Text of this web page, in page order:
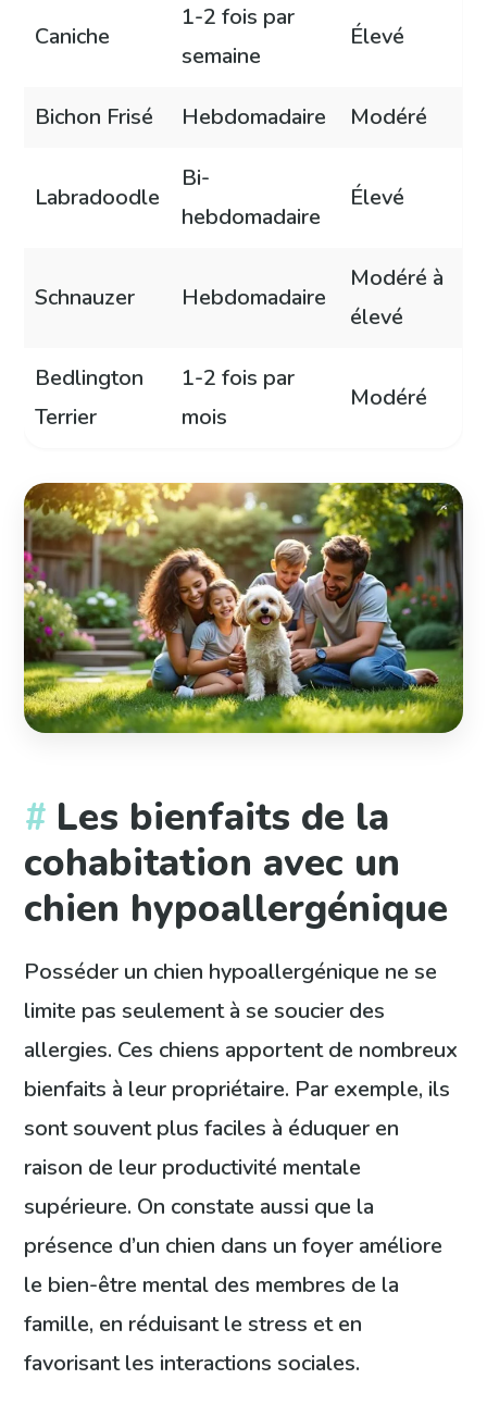
Caniche
1-2 fois par
semaine
Élevé
Bichon Frisé Hebdomadaire Modéré
Labradoodle
Bi-
hebdomadaire
Élevé
Schnauzer Hebdomadaire
Modéré à
élevé
Bedlington
Terrier
1-2 fois par
mois
Modéré
Les bienfaits de la
cohabitation avec un
chien hypoallergénique
Posséder un chien hypoallergénique ne se
limite pas seulement à se soucier des
allergies. Ces chiens apportent de nombreux
bienfaits à leur propriétaire. Par exemple, ils
sont souvent plus faciles à éduquer en
raison de leur productivité mentale
supérieure. On constate aussi que la
présence d’un chien dans un foyer améliore
le bien-être mental des membres de la
famille, en réduisant le stress et en
favorisant les interactions sociales.